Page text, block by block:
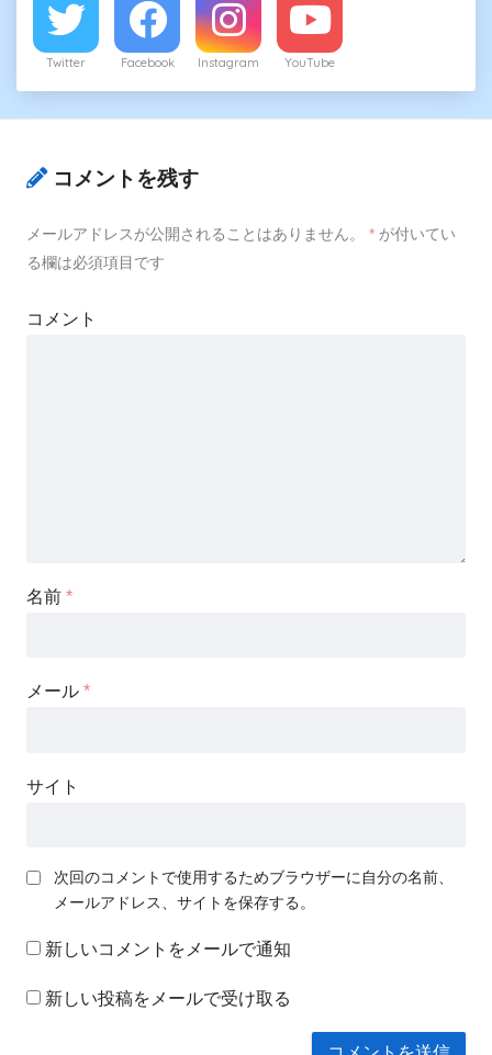
Twitter Facebook Instagram YouTube
コメントを残す
メールアドレスが公開されることはありません。 * が付いてい
る欄は必須項目です
コメント
名前 *
メール *
サイト
次回のコメントで使用するためブラウザーに自分の名前、
メールアドレス、サイトを保存する。
新しいコメントをメールで通知
新しい投稿をメールで受け取る